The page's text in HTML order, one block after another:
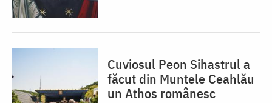
Cuviosul Peon Sihastrul a
făcut din Muntele Ceahlău
un Athos românesc